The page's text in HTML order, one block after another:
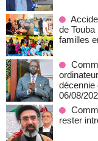
de
familles
décennie
06/08/
rester